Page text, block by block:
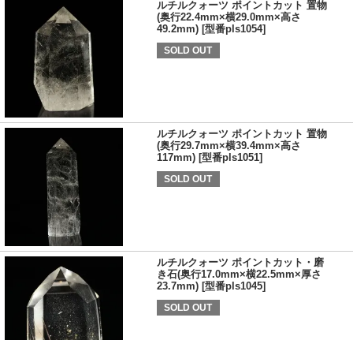
ルチルクォーツ ポイントカット 置物
(奥行22.4mm×横29.0mm×高さ
49.2mm) [型番pls1054]
SOLD OUT
ルチルクォーツ ポイントカット 置物
(奥行29.7mm×横39.4mm×高さ
117mm) [型番pls1051]
SOLD OUT
ルチルクォーツ ポイントカット・磨
き石(奥行17.0mm×横22.5mm×厚さ
23.7mm) [型番pls1045]
SOLD OUT